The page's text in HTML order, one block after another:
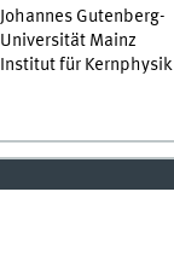
Johannes Gutenberg-
Universität Mainz
Institut für Kernphysik